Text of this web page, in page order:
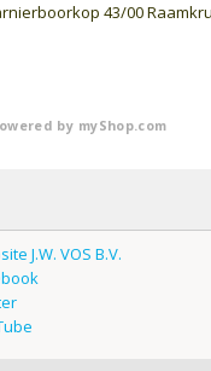
43/00
by myShop.com